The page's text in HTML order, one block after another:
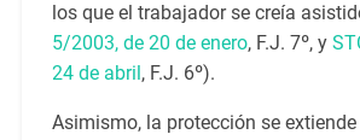
los que el trabajador se creía
5/2003, de 20 de enero, F.J. 7º, y
24 de abril , F.J. 6º).
Asimismo, la protección se